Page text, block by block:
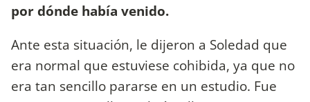
por dónde había venido.
Ante esta situación, le dijeron a Soledad que
era normal que estuviese cohibida, ya que no
era tan sencillo pararse en un estudio. Fue